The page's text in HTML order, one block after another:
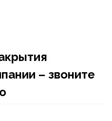
– звоните